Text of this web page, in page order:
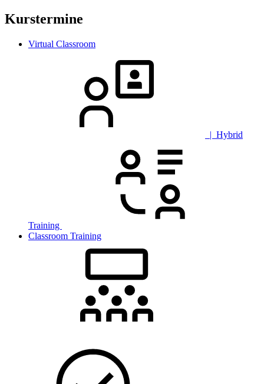
Kurstermine
Virtual Classroom
| Hybrid
Training
Classroom Training